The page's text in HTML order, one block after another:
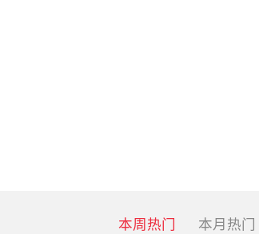
本周热门 本月热门